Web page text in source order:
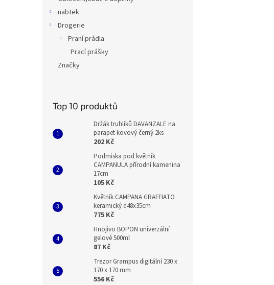
nabtek
Drogerie
Praní prádla
Prací prášky
Značky
Top 10 produktů
Držák truhlíků DAVANZALE na
parapet kovový černý 2ks
202 Kč
Podmiska pod květník
CAMPANULA přírodní kamenina
17cm
105 Kč
Květník CAMPANA GRAFFIATO
keramický d48x35cm
775 Kč
Hnojivo BOPON univerzální
gelové 500ml
87 Kč
Trezor Grampus digitální 230 x
170 x 170 mm
556 Kč